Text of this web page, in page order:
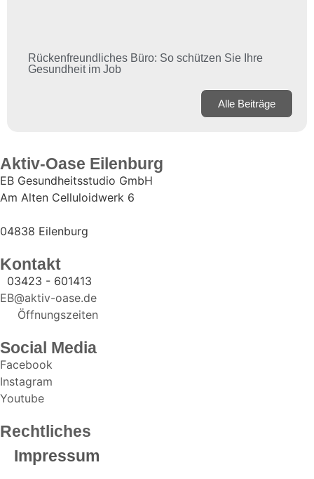
Rückenfreundliches Büro: So schützen Sie Ihre
Gesundheit im Job
Alle Beiträge
Aktiv-Oase Eilenburg
EB Gesundheitsstudio GmbH
Am Alten Celluloidwerk 6
04838 Eilenburg
Kontakt
03423 - 601413
EB@aktiv-oase.de
Öffnungszeiten
Social Media
Facebook
Instagram
Youtube
Rechtliches
Impressum